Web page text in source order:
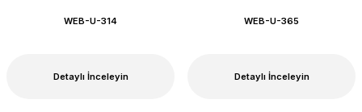
WEB-U-314
Detaylı İnceleyin
WEB-U-365
Detaylı İnceleyin